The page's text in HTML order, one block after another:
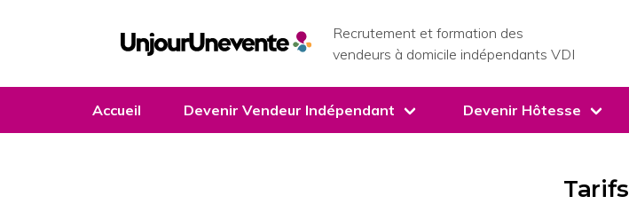
Recrutement et formation des
vendeurs à domicile indépendants VDI
Accueil Devenir Vendeur Indépendant Devenir Hôtesse
Tarifs